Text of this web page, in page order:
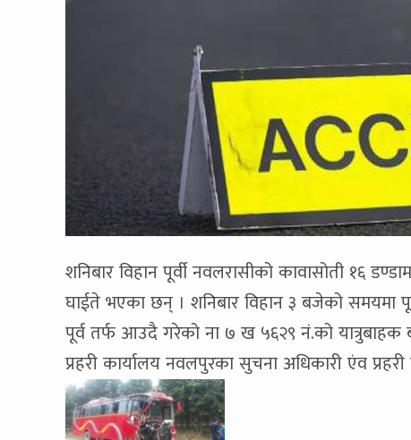
शनिबार विहान पूर्वी नवलरासीको कावासोती १६
घाईते भएका छन् । शनिबार विहान ३ बजेको समयमा
पूर्व तर्फ आउदै गरेको ना ७ ख ५६२९ नं.को
प्रहरी कार्यालय नवलपुरका सुचना अधिकारी एंव